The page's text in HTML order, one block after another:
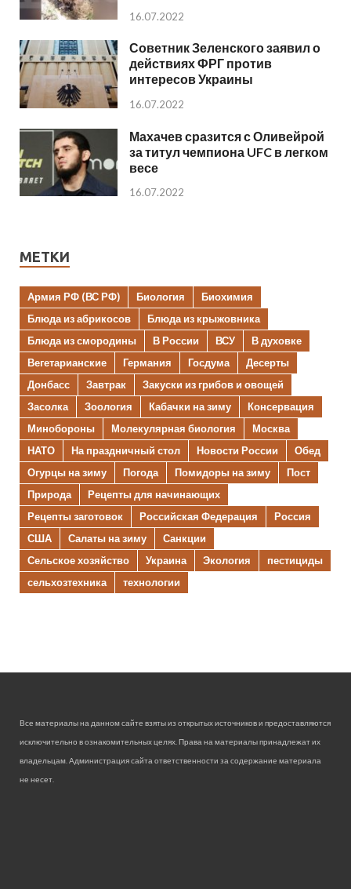
16.07.2022
Советник Зеленского заявил о
действиях ФРГ против
интересов Украины
16.07.2022
Махачев сразится с Оливейрой
за титул чемпиона UFC в легком
весе
16.07.2022
МЕТКИ
Армия РФ (ВС РФ) Биология
Биохимия
Блюда из абрикосов
Блюда из крыжовника
Блюда из смородины
В России ВСУ
В духовке
Вегетарианские
Германия Госдума
Десерты
Донбасс
Завтрак
Закуски из грибов и овощей
Засолка
Зоология Кабачки на зиму
Консервация
Минобороны
Молекулярная биология
Москва
НАТО
На праздничный стол Новости России
Обед
Огурцы на зиму
Погода Помидоры на зиму
Пост
Природа
Рецепты для начинающих
Рецепты заготовок
Российская Федерация
Россия
США
Салаты на зиму
Санкции
Сельское хозяйство
Украина Экология
пестициды
сельхозтехника
технологии
Все материалы на данном сайте взяты из открытых источников и предоставляются
исключительно в ознакомительных целях. Права на материалы принадлежат их
владельцам. Администрация сайта ответственности за содержание материала
не несет.